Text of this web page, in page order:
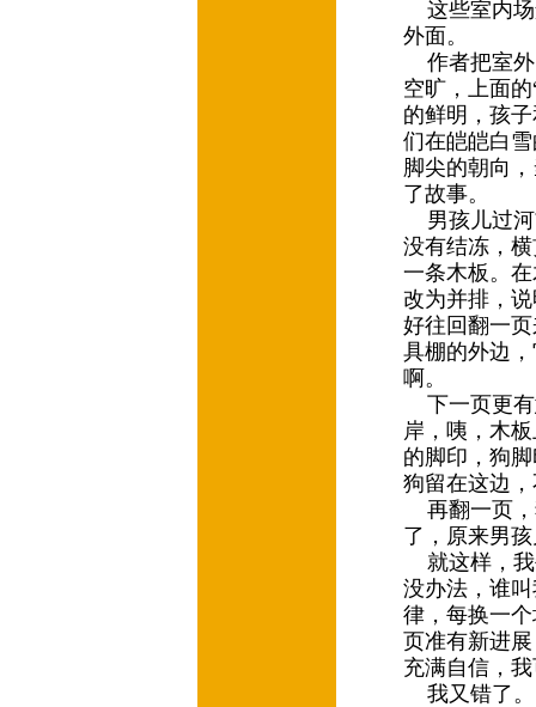
这些室内场
外面。
作者把室外
空旷，上面
的鲜明，孩
们在皑皑白
脚尖的朝向
了故事。
男孩儿过河
没有结冻，
一条木板。
改为并排，
好往回翻一
具棚的外边
啊。
下一页更有
岸，咦，木
的脚印，狗
狗留在这边
再翻一页，
了，原来男
就这样，我
没办法，谁
律，每换一
页准有新进
充满自信，
我又错了。